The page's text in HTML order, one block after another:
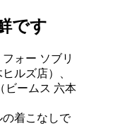
です
着こなしで